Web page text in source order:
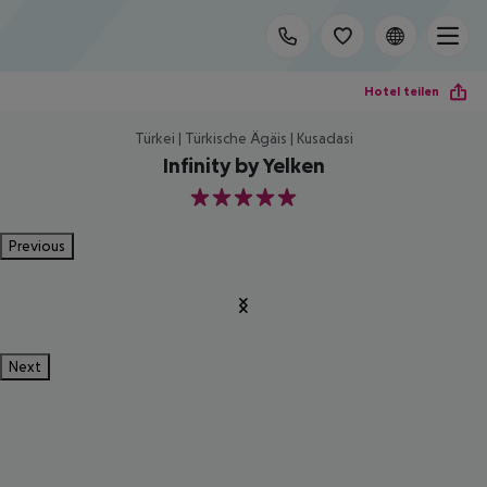
Hotel teilen
Türkei | Türkische Ägäis | Kusadasi
Infinity by Yelken
5
Previous
Next